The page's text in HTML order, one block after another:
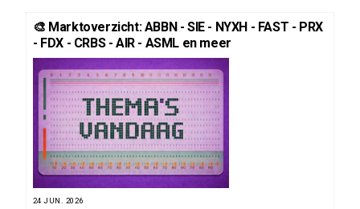
🎨 Marktoverzicht: ABBN - SIE - NYXH - FAST - PRX
- FDX - CRBS - AIR - ASML en meer
24 JUN. 2026